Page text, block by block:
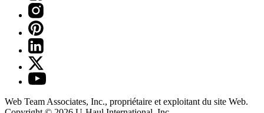
Web Team Associates, Inc., propriétaire et exploitant du site Web.